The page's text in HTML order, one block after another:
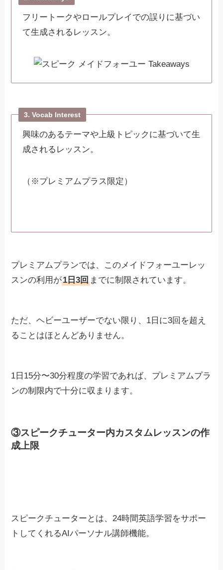
フリートークやロールプレイでの誤りに基づい
て生成されるレッスン。
3. Vocab Interest
興味のあるテーマや上級トピックに基づいて生
成されるレッスン。
（※プレミアムプラス限定）
プレミアムプランでは、このメイドフォーユーレッ
スンの利用が1日3回 までに制限されています。
ただ、ヘビーユーザーでない限り、1日に3回を超え
ることはほとんどありません。
1日15分〜30分程度の学習であれば、プレミアムプラ
ンの制限内で十分に収まります。
③スピークチューター内カスタムレッスンの作
成上限
スピークチューターとは、24時間英語学習をサポー
トしてくれるAIパーソナル講師機能。